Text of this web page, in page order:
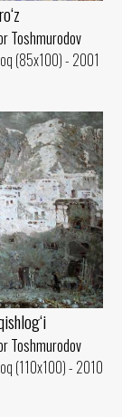
Toshmurodov
(85x100) - 2001
Toshmurodov
(110x100) - 2010